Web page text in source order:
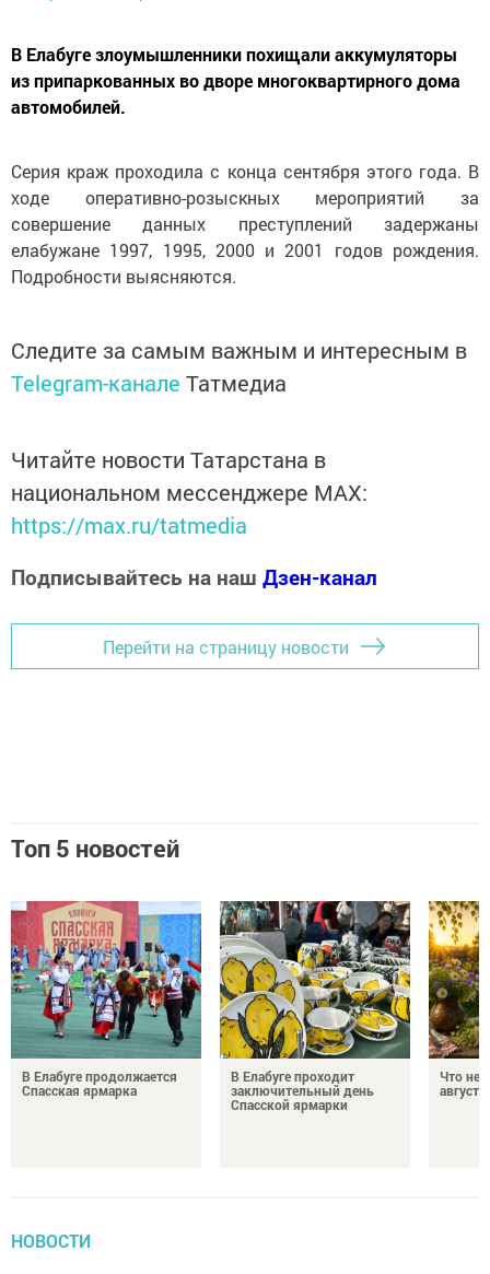
В Елабуге злоумышленники похищали аккумуляторы
из припаркованных во дворе многоквартирного дома
автомобилей.
Серия краж проходила с конца сентября этого года. В
ходе оперативно-розыскных мероприятий за
совершение данных преступлений задержаны
елабужане 1997, 1995, 2000 и 2001 годов рождения.
Подробности выясняются.
Следите за самым важным и интересным в
Telegram-канале Татмедиа
Читайте новости Татарстана в
национальном мессенджере MАХ:
https://max.ru/tatmedia
Подписывайтесь на наш Дзен-канал
Перейти на страницу новости
Топ 5 новостей
В Елабуге продолжается
Спасская ярмарка
В Елабуге проходит
заключительный день
Спасской ярмарки
Что
НОВОСТИ